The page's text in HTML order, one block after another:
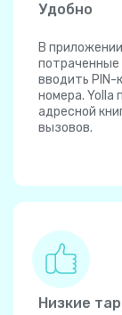
Удобно
В
потраченные
вводить PIN-
номера. Yolla
адресной
вызовов.
Низкие